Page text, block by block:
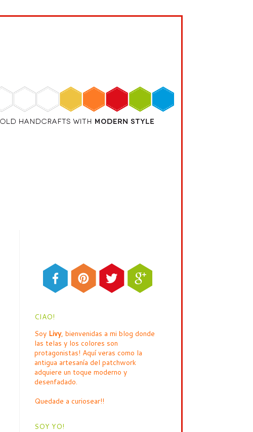
CIAO!
Soy Livy, bienvenidas a mi blog donde
las telas y los colores son
protagonistas! Aquí veras como la
antigua artesanía del patchwork
adquiere un toque moderno y
desenfadado.
Quedade a curiosear!!
SOY YO!